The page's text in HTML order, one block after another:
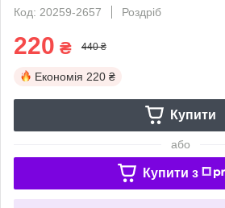
Код: 20259-2657
Роздріб
220 ₴ 440 ₴
Економія 220 ₴
Купити
або
Купити з